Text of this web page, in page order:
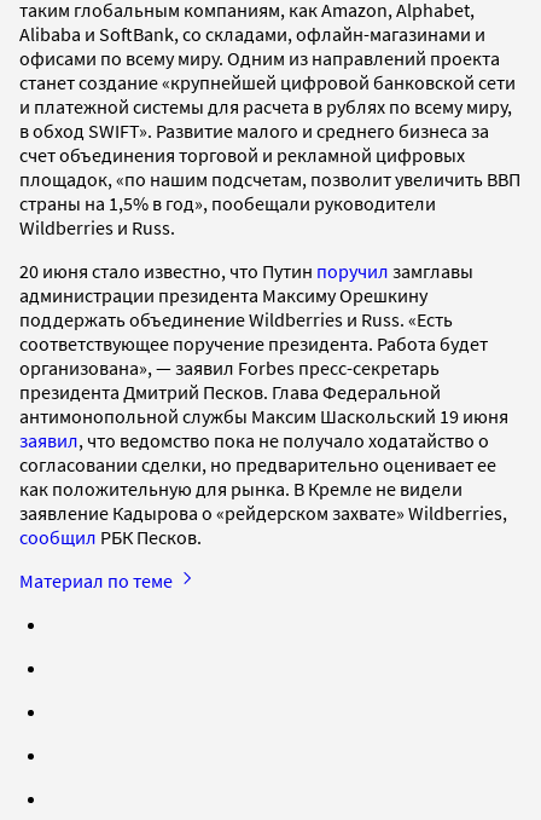
таким глобальным компаниям, как Amazon, Alphabet,
Alibaba и SoftBank, со складами, офлайн-магазинами и
офисами по всему миру. Одним из направлений проекта
станет создание «крупнейшей цифровой банковской сети
и платежной системы для расчета в рублях по всему миру,
в обход SWIFT». Развитие малого и среднего бизнеса за
счет объединения торговой и рекламной цифровых
площадок, «по нашим подсчетам, позволит увеличить ВВП
страны на 1,5% в год», пообещали руководители
Wildberries и Russ.
20 июня стало известно, что Путин поручил замглавы
администрации президента Максиму Орешкину
поддержать объединение Wildberries и Russ. «Есть
соответствующее поручение президента. Работа будет
организована», — заявил Forbes пресс-секретарь
президента Дмитрий Песков. Глава Федеральной
антимонопольной службы Максим Шаскольский 19 июня
заявил, что ведомство пока не получало ходатайство о
согласовании сделки, но предварительно оценивает ее
как положительную для рынка. В Кремле не видели
заявление Кадырова о «рейдерском захвате» Wildberries,
сообщил РБК Песков.
Материал по теме